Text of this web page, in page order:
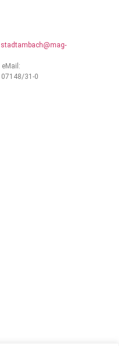
stadtambach@mag-
eMail:
07148/31-0